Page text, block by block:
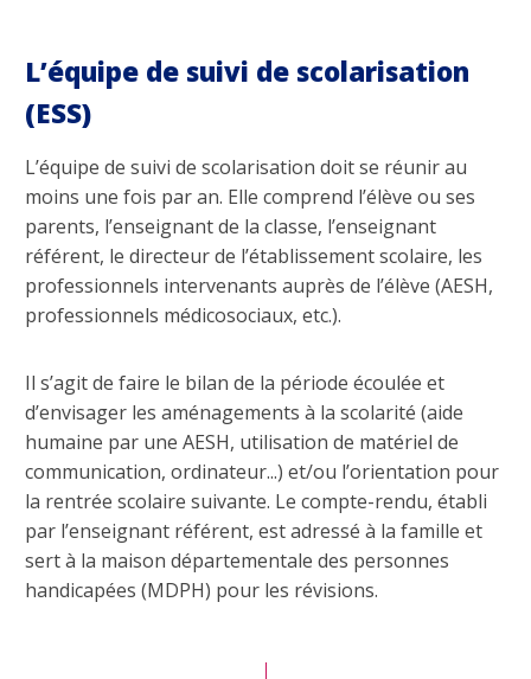
L’équipe de suivi de scolarisation
(ESS)
L’équipe de suivi de scolarisation doit se réunir au
moins une fois par an. Elle comprend l’élève ou ses
parents, l’enseignant de la classe, l’enseignant
référent, le directeur de l’établissement scolaire, les
professionnels intervenants auprès de l’élève (AESH,
professionnels médicosociaux, etc.).
Il s’agit de faire le bilan de la période écoulée et
d’envisager les aménagements à la scolarité (aide
humaine par une AESH, utilisation de matériel de
communication, ordinateur...) et/ou l’orientation pour
la rentrée scolaire suivante. Le compte-rendu, établi
par l’enseignant référent, est adressé à la famille et
sert à la maison départementale des personnes
handicapées (MDPH) pour les révisions.